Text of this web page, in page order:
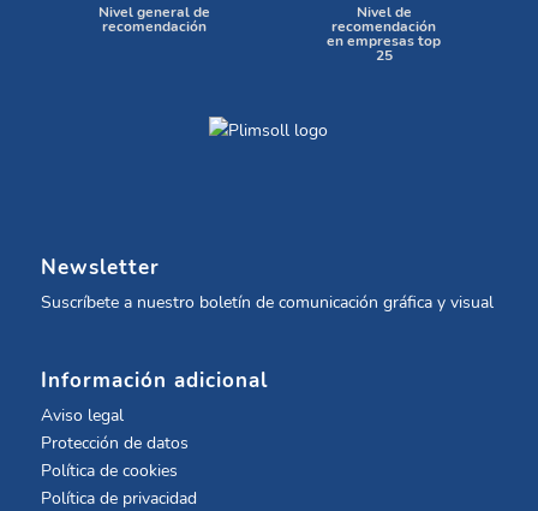
Nivel general de
recomendación
Nivel de
recomendación
en empresas top
25
Newsletter
Suscríbete a nuestro boletín de comunicación gráfica y visual
Información adicional
Aviso legal
Protección de datos
Política de cookies
Política de privacidad